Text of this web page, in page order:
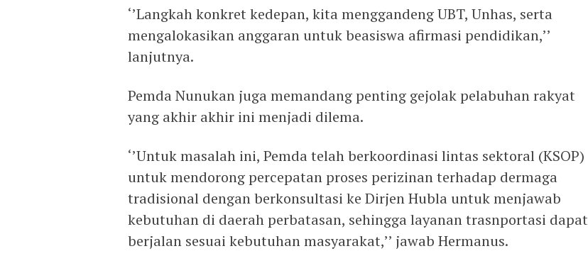
‘’Langkah konkret kedepan, kita menggandeng UBT, Unhas, serta
mengalokasikan anggaran untuk beasiswa afirmasi pendidikan,’’
lanjutnya.
Pemda Nunukan juga memandang penting gejolak pelabuhan rakyat
yang akhir akhir ini menjadi dilema.
‘’Untuk masalah ini, Pemda telah berkoordinasi lintas sektoral (KSOP)
untuk mendorong percepatan proses perizinan terhadap dermaga
tradisional dengan berkonsultasi ke Dirjen Hubla untuk menjawab
kebutuhan di daerah perbatasan, sehingga layanan trasnportasi dapat
berjalan sesuai kebutuhan masyarakat,’’ jawab Hermanus.